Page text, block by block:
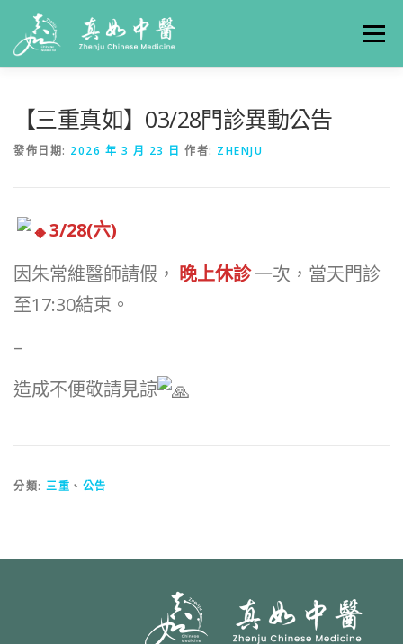
選單
【三重真如】03/28門診異動公告
發佈日期: 2026 年 3 月 23 日 作者: ZHENJU
3/28(六)
因朱常維醫師請假， 晚上休診一次，當天門診
至17:30結束。
–
造成不便敬請見諒
分類: 三重 、 公告